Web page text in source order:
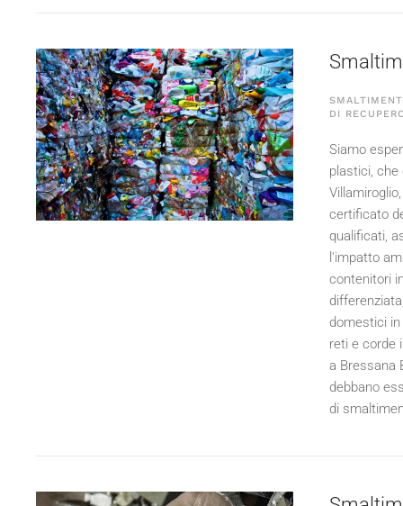
DI
Siamo
plastici,
certificato
qualificati,
l'impatto
contenitori
domestici
reti e corde
a Bressana
debbano
di